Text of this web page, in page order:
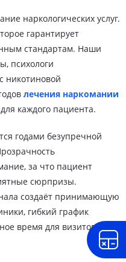
наркологических услуг.
гарантирует
стандартам. Наши
психологи
никотиновой
лечения наркомании
каждого пациента.
годами безупречной
за что пациент
сюрпризы.
создаёт принимающую
гибкий график
время для визитов,